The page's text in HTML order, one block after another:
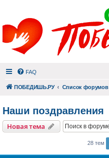
FAQ
ПОБЕДИШЬ.РУ Список форумов
Наши поздравления
Новая тема
28 тем